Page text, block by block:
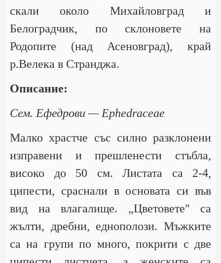
скали около Михайловград и
Белоградчик, по склоновете на
Родопите (над Асеновград), край
р.Велека в Странджа.
Описание:
Сем. Ефедрови — Ephedraceae
Малко храстче със силно разклонени
изправени и прешленести стъбла,
високо до 50 см. Листата са 2-4,
ципести, сраснали в основата си във
вид на влагалище. „Цветовете" са
жълти, дребни, еднополози. Мъжките
са на групи по много, покрити с две